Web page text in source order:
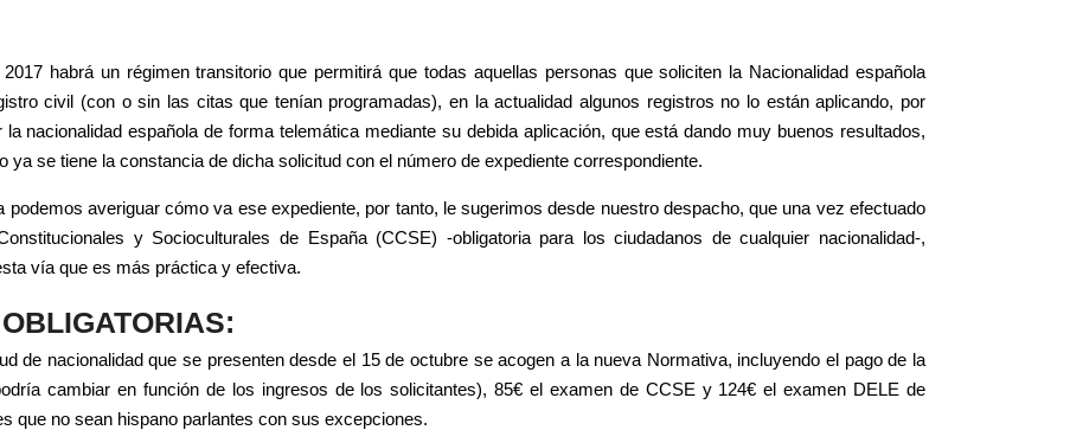
habrá un régimen transitorio que permitirá que todas aquellas personas que soliciten la Nacionalidad española
civil (con o sin las citas que tenían programadas), en la actualidad algunos registros no lo están aplicando, por
nacionalidad española de forma telemática mediante su debida aplicación, que está dando muy buenos resultados,
ya se tiene la constancia de dicha solicitud con el número de expediente correspondiente.
podemos averiguar cómo va ese expediente, por tanto, le sugerimos desde nuestro despacho, que una vez efectuado
y Socioculturales de España (CCSE) -obligatoria para los ciudadanos de cualquier nacionalidad-,
vía que es más práctica y efectiva.
de nacionalidad que se presenten desde el 15 de octubre se acogen a la nueva Normativa, incluyendo el pago de la
cambiar en función de los ingresos de los solicitantes), 85€ el examen de CCSE y 124€ el examen DELE de
que no sean hispano parlantes con sus excepciones.